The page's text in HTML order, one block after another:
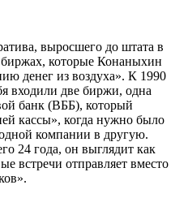
выросшего до штата в
биржах, которые Конаныхин
денег из воздуха». К 1990
входили две биржи, одна
банк (ВББ), который
кассы», когда нужно было
компании в другую.
24 года, он выглядит как
встречи отправляет вместо